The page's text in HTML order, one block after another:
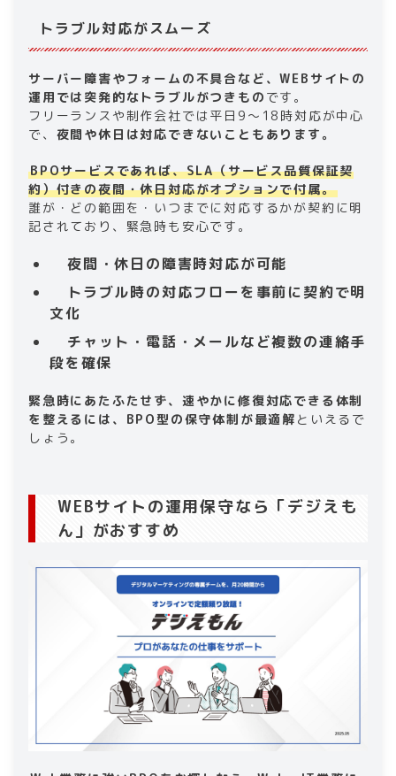
トラブル対応がスムーズ
サーバー障害やフォームの不具合など、WEBサイトの
運用では突発的なトラブルがつきもの です。
フリーランスや制作会社では平日9〜18時対応が中心
で、 夜間や休日は対応できないこともあります。
BPOサービスであれば、SLA（サービス品質保証契
約）付きの夜間・休日対応がオプションで付属。
誰が・どの範囲を・いつまでに対応するかが契約に明
記されており、緊急時も安心です。
夜間・休日の障害時対応が可能
トラブル時の対応フローを事前に契約で明
文化
チャット・電話・メールなど複数の連絡手
段を確保
緊急時にあたふたせず、速やかに修復対応できる体制
を整えるには、BPO型の保守体制が最適解 といえるで
しょう。
WEBサイトの運用保守なら「デジえも
ん」がおすすめ